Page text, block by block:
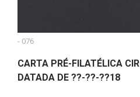
- 076
CARTA PRÉ-FILATÉLICA
DATADA DE ??-??-??18